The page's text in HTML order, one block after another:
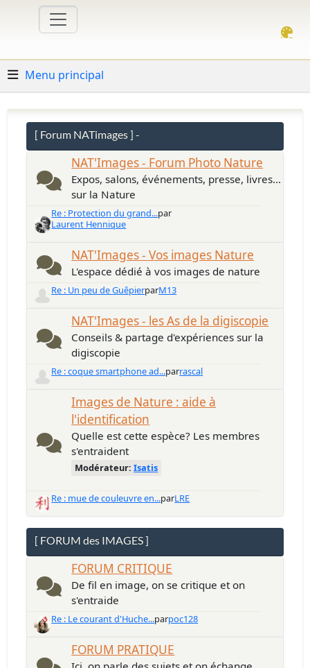
Menu principal
[ Forum NATimages ] -
NAT'Images - Forum Photo Nature
Expos, salons, événements, presse, livres...
sur la Nature
Re : Protection du grand...par
Laurent Hennique
NAT'Images - Vos images Nature
L'espace dédié à vos images de nature
Re : Un peu de GuêpierparM13
NAT'Images - les As de la digiscopie
Conseils & partage d'expériences sur la
digiscopie
Re : coque smartphone ad...parrascal
Images de Nature : aide à
l'identification
Quelle est cette espèce? Les membres
s'entraident
Modérateur:Isatis
Re : mue de couleuvre en...parLRE
[ FORUM des IMAGES ]
FORUM CRITIQUE
De fil en image, on se critique et on
s'entraide
Re : Le courant d'Huche...parpoc128
FORUM PRATIQUE